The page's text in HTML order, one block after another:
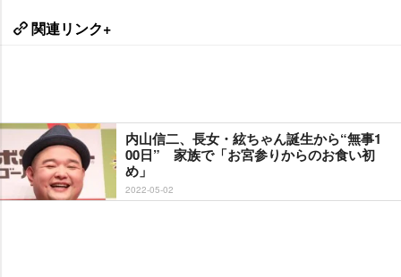
関連リンク+
内山信二、長女・絃ちゃん誕生から“無事1
00日” 家族で「お宮参りからのお食い初
め」
2022-05-02